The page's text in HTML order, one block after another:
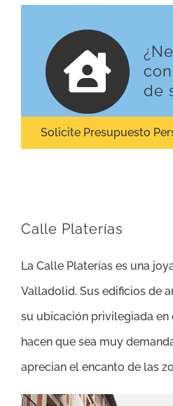
de
Solicite Presupuesto
Calle Platerías
La Calle Platerías es una
Valladolid. Sus edificios de
su ubicación privilegiada en
hacen que sea muy
aprecian el encanto de las